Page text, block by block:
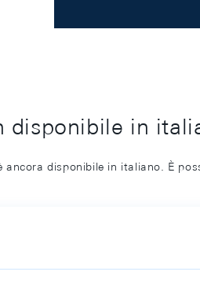
disponibile in
ancora disponibile in italiano. È